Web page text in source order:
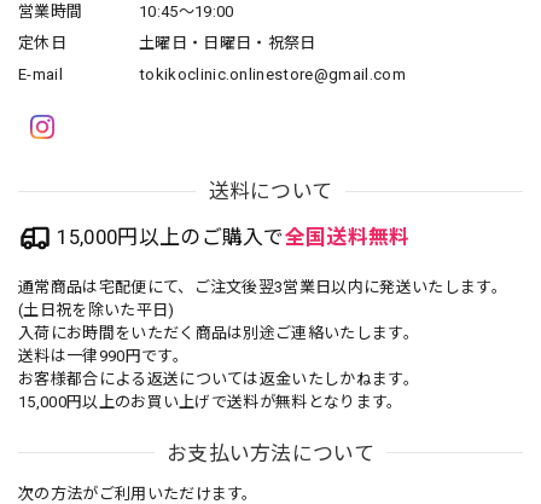
営業時間
10:45～19:00
定休日
土曜日・日曜日・祝祭日
E-mail
tokikoclinic.onlinestore@gmail.com
送料について
15,000円以上のご購入で全国送料無料
通常商品は宅配便にて、ご注文後翌3営業日以内に発送いたします。
(土日祝を除いた平日)
入荷にお時間をいただく商品は別途ご連絡いたします。
送料は一律990円です。
お客様都合による返送については返金いたしかねます。
15,000円以上のお買い上げで送料が無料となります。
お支払い方法について
次の方法がご利用いただけます。